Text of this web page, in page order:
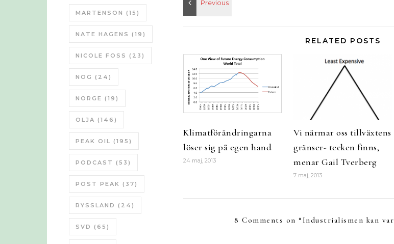
MARTENSON (15)
NATE HAGENS (19)
NICOLE FOSS (23)
NOG (24)
NORGE (19)
OLJA (146)
PEAK OIL (195)
PODCAST (53)
POST PEAK (37)
RYSSLAND (24)
SVD (65)
RELATED POSTS
Klimatförändringarna
löser sig på egen hand
24 maj, 2013
Vi närmar oss tillväxtens
gränser- tecken finns,
menar Gail Tverberg
7 maj, 2013
8 Comments on “ Industrialismen kan